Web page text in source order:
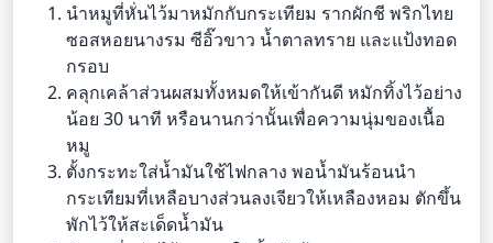
นำหมูที่หั่นไว้มาหมักกับกระเทียม รากผักชี พริกไทย
ซอสหอยนางรม ซีอิ๊วขาว น้ำตาลทราย และแป้งทอด
กรอบ
คลุกเคล้าส่วนผสมทั้งหมดให้เข้ากันดี หมักทิ้งไว้อย่าง
น้อย 30 นาที หรือนานกว่านั้นเพื่อความนุ่มของเนื้อ
หมู
ตั้งกระทะใส่น้ำมันใช้ไฟกลาง พอน้ำมันร้อนนำ
กระเทียมที่เหลือบางส่วนลงเจียวให้เหลืองหอม ตักขึ้น
พักไว้ให้สะเด็ดน้ำมัน